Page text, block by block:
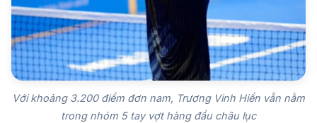
Với khoảng 3.200 điểm đơn nam, Trương Vinh Hiển vẫn nằm
trong nhóm 5 tay vợt hàng đầu châu lục